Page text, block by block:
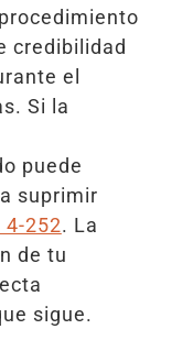
credibilidad
el
Si la
puede
suprimir
4-252. La
de tu
sigue.